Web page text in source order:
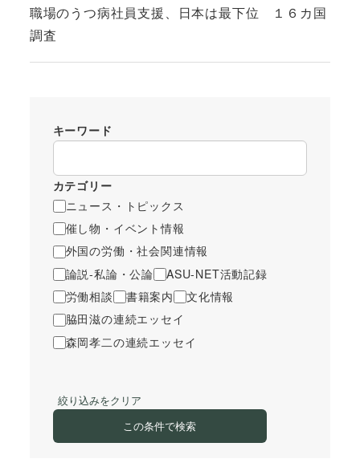
職場のうつ病社員支援、日本は最下位 １６カ国
調査
キーワード
カテゴリー
ニュース・トピックス
催し物・イベント情報
外国の労働・社会関連情報
論説-私論・公論
ASU-NET活動記録
労働相談
書籍案内
文化情報
脇田滋の連続エッセイ
森岡孝二の連続エッセイ
絞り込みをクリア
この条件で検索